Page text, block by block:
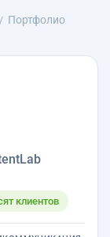
Портфолио
клиентов